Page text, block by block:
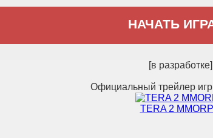
НАЧАТЬ
[в разработке]
Официальный трейлер
TERA 2